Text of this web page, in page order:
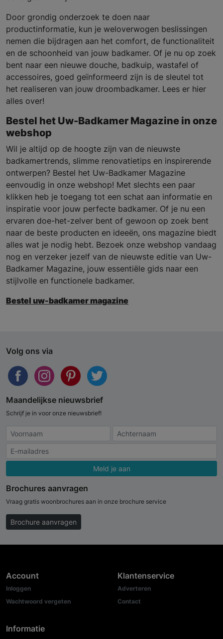
Door grondig onderzoek te doen naar
productinformatie, kun je weloverwogen beslissingen
nemen die bijdragen aan het comfort, de functionaliteit
en de schoonheid van jouw badkamer. Of je nu op zoek
bent naar een nieuwe douche, badkuip, wastafel of
accessoires, goed geïnformeerd zijn is de sleutel tot
het realiseren van jouw droombadkamer. Lees er hier
alles over!
Bestel het Uw-Badkamer Magazine in onze
webshop
Wil je altijd op de hoogte zijn van de nieuwste
badkamertrends, slimme renovatietips en inspirerende
ontwerpen? Bestel het Uw-Badkamer Magazine
eenvoudig in onze webshop! Met slechts een paar
klikken heb je toegang tot een schat aan informatie en
inspiratie voor jouw perfecte badkamer. Of je nu een
ervaren doe-het-zelver bent of gewoon op zoek bent
naar de beste producten en ideeën, ons magazine biedt
alles wat je nodig hebt. Bezoek onze webshop vandaag
nog en verzeker jezelf van de nieuwste editie van Uw-
Badkamer Magazine, jouw essentiële gids naar een
stijlvolle en functionele badkamer.
Bestel uw-badkamer magazine
Volg ons via
Maandelijkse nieuwsbrief
Schrijf je in voor onze nieuwsbrief!
Meld je aan
Brochures aanvragen
Vraag gratis woonbrochures aan in onze brochure service
Brochure aanvragen
Account
Inloggen
Wachtwoord vergeten
Informatie
Klantenservice
Adverteren
Contact